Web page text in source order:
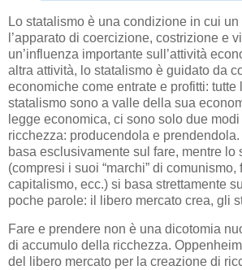
Lo statalismo è una condizione in cui
l’apparato di coercizione, costrizione e
un’influenza importante sull’attività
altra attività, lo statalismo è guidato da
economiche come entrate e profitti:
statalismo sono a valle della sua
legge economica, ci sono solo due
ricchezza: producendola e
basa esclusivamente sul fare, mentre lo
(compresi i suoi “marchi” di comunismo,
capitalismo, ecc.) si basa strettamente
poche parole: il libero mercato crea, gli
Fare e prendere non è una dicotomia
di accumulo della ricchezza.
del libero mercato per la creazione di